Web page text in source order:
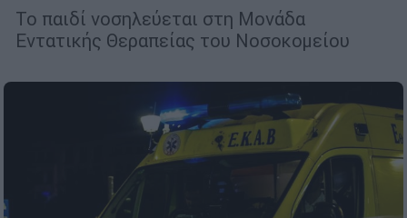
Το παιδί νοσηλεύεται στη Μονάδα
Εντατικής Θεραπείας του Νοσοκομείου